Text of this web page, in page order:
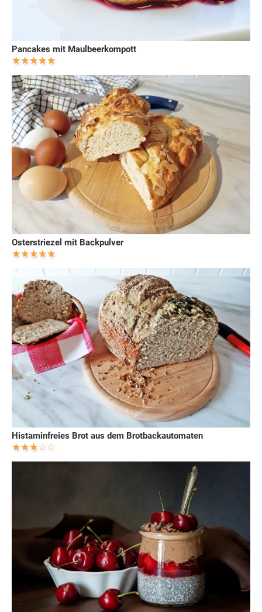
Pancakes mit Maulbeerkompott
Osterstriezel mit Backpulver
Histaminfreies Brot aus dem Brotbackautomaten